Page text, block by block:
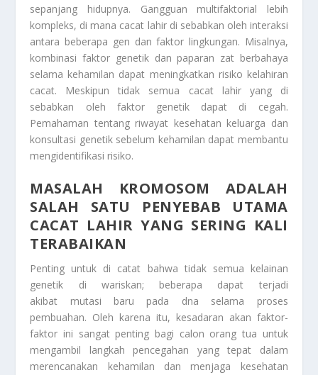
sepanjang hidupnya. Gangguan multifaktorial lebih
kompleks, di mana cacat lahir di sebabkan oleh interaksi
antara beberapa gen dan faktor lingkungan. Misalnya,
kombinasi faktor genetik dan paparan zat berbahaya
selama kehamilan dapat meningkatkan risiko kelahiran
cacat. Meskipun tidak semua cacat lahir yang di
sebabkan oleh faktor genetik dapat di cegah.
Pemahaman tentang riwayat kesehatan keluarga dan
konsultasi genetik sebelum kehamilan dapat membantu
mengidentifikasi risiko.
MASALAH KROMOSOM ADALAH
SALAH SATU PENYEBAB UTAMA
CACAT LAHIR YANG SERING KALI
TERABAIKAN
Penting untuk di catat bahwa tidak semua kelainan
genetik di wariskan; beberapa dapat terjadi
akibat mutasi baru pada dna selama proses
pembuahan. Oleh karena itu, kesadaran akan faktor-
faktor ini sangat penting bagi calon orang tua untuk
mengambil langkah pencegahan yang tepat dalam
merencanakan kehamilan dan menjaga kesehatan